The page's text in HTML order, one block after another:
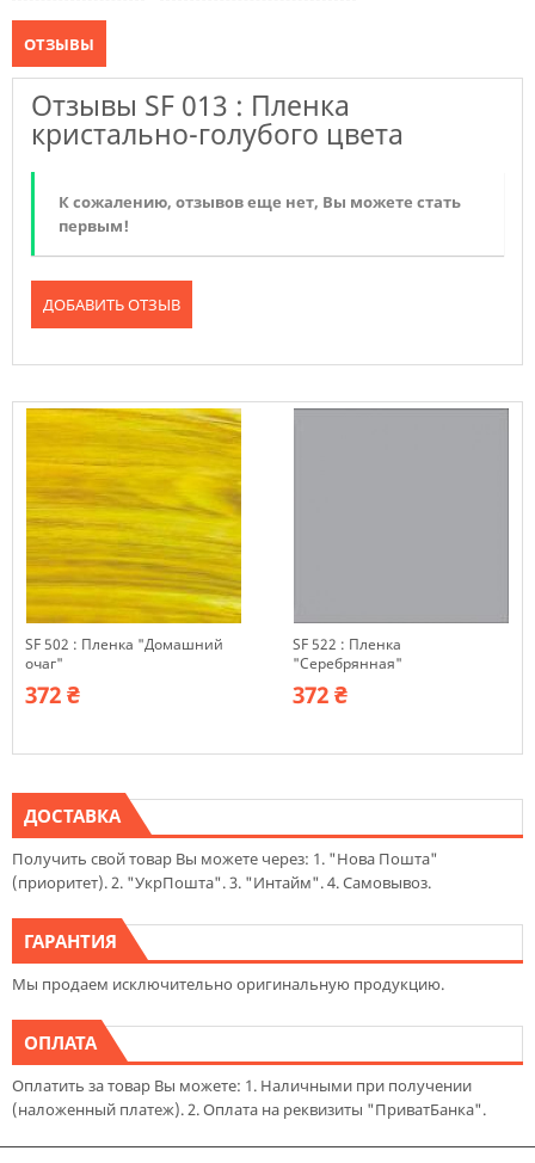
ОТЗЫВЫ
Отзывы SF 013 : Пленка
кристально-голубого цвета
К сожалению, отзывов еще нет, Вы можете стать
первым!
ДОБАВИТЬ ОТЗЫВ
SF 502 : Пленка "Домашний
очаг"
372 ₴
SF 522 : Пленка
"Серебрянная"
372 ₴
ДОСТАВКА
Получить свой товар Вы можете через: 1. "Нова Пошта"
(приоритет). 2. "УкрПошта". 3. "Интайм". 4. Самовывоз.
ГАРАНТИЯ
Мы продаем исключительно оригинальную продукцию.
ОПЛАТА
Оплатить за товар Вы можете: 1. Наличными при получении
(наложенный платеж). 2. Оплата на реквизиты "ПриватБанка".